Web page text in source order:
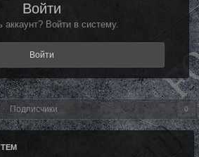
Войти
аккаунт? Войти в систему.
Войти
Подписчики 0